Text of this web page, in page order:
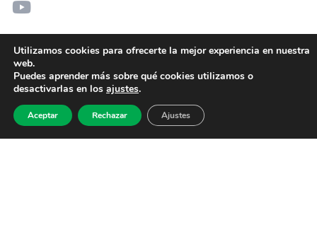
Utilizamos cookies para ofrecerte la mejor experiencia en nuestra
web.
Puedes aprender más sobre qué cookies utilizamos o
desactivarlas en los ajustes.
Aceptar Rechazar Ajustes